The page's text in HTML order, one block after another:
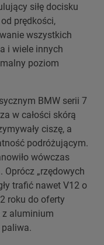
siłę docisku
prędkości,
wszystkich
i wiele innych
poziom
BMW serii 7
w całości skórą
ciszę, a
podróżującym.
wówczas
„rzędowych
trafić nawet V12 o
roku do oferty
z aluminium